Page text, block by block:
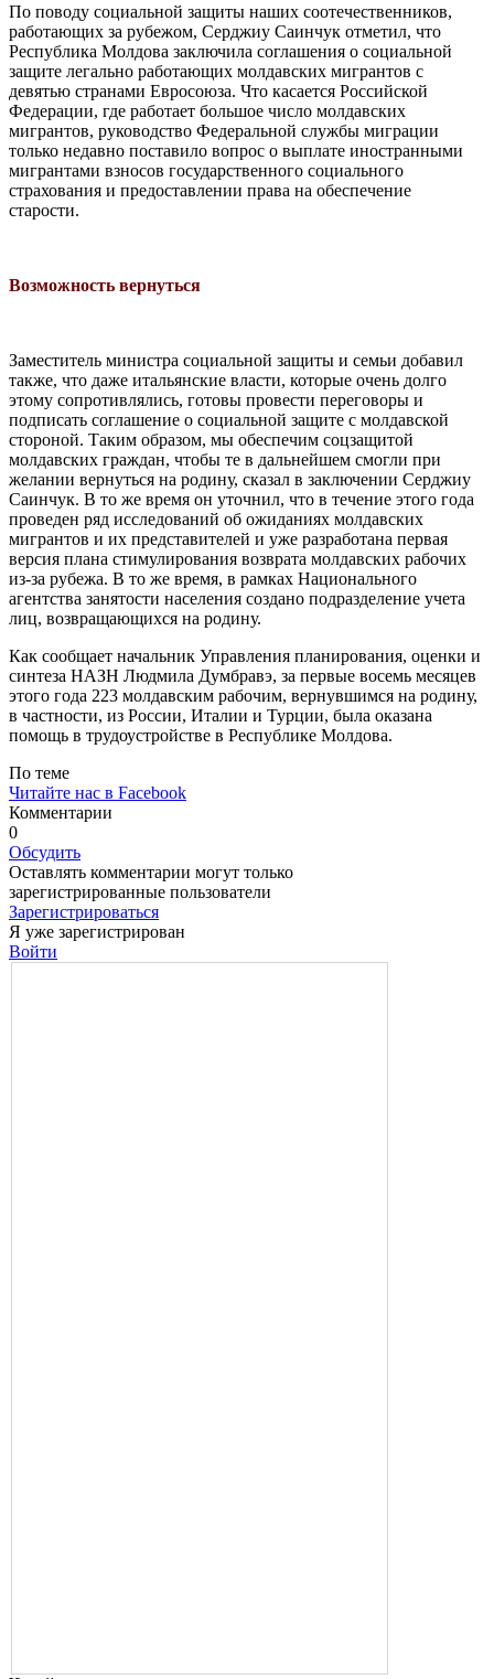
По поводу социальной защиты наших соотечественников,
работающих за рубежом, Серджиу Саинчук отметил, что
Республика Молдова заключила соглашения о социальной
защите легально работающих молдавских мигрантов с
девятью странами Евросоюза. Что касается Российской
Федерации, где работает большое число молдавских
мигрантов, руководство Федеральной службы миграции
только недавно поставило вопрос о выплате иностранными
мигрантами взносов государственного социального
страхования и предоставлении права на обеспечение
старости.
Возможность вернуться
Заместитель министра социальной защиты и семьи добавил
также, что даже итальянские власти, которые очень долго
этому сопротивлялись, готовы провести переговоры и
подписать соглашение о социальной защите с молдавской
стороной. Таким образом, мы обеспечим соцзащитой
молдавских граждан, чтобы те в дальнейшем смогли при
желании вернуться на родину, сказал в заключении Серджиу
Саинчук. В то же время он уточнил, что в течение этого года
проведен ряд исследований об ожиданиях молдавских
мигрантов и их представителей и уже разработана первая
версия плана стимулирования возврата молдавских рабочих
из-за рубежа. В то же время, в рамках Национального
агентства занятости населения создано подразделение учета
лиц, возвращающихся на родину.
Как сообщает начальник Управления планирования, оценки и
синтеза НАЗН Людмила Думбравэ, за первые восемь месяцев
этого года 223 молдавским рабочим, вернувшимся на родину,
в частности, из России, Италии и Турции, была оказана
помощь в трудоустройстве в Республике Молдова.
По теме
Читайте нас в Facebook
Комментарии
0
Обсудить
Оставлять комментарии могут только
зарегистрированные пользователи
Зарегистрироваться
Я уже зарегистрирован
Войти